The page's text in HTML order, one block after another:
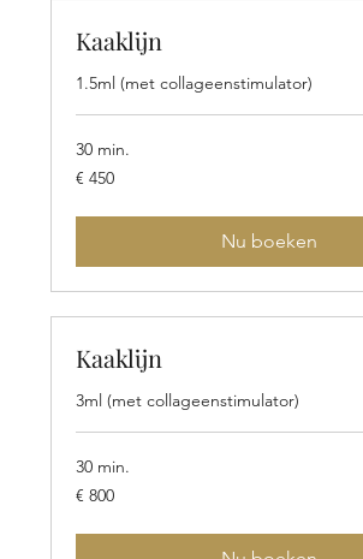
Kaaklijn
1.5ml (met collageenstimulator)
30 min.
450
euro
€ 450
Nu boeken
Kaaklijn
3ml (met collageenstimulator)
30 min.
800
euro
€ 800